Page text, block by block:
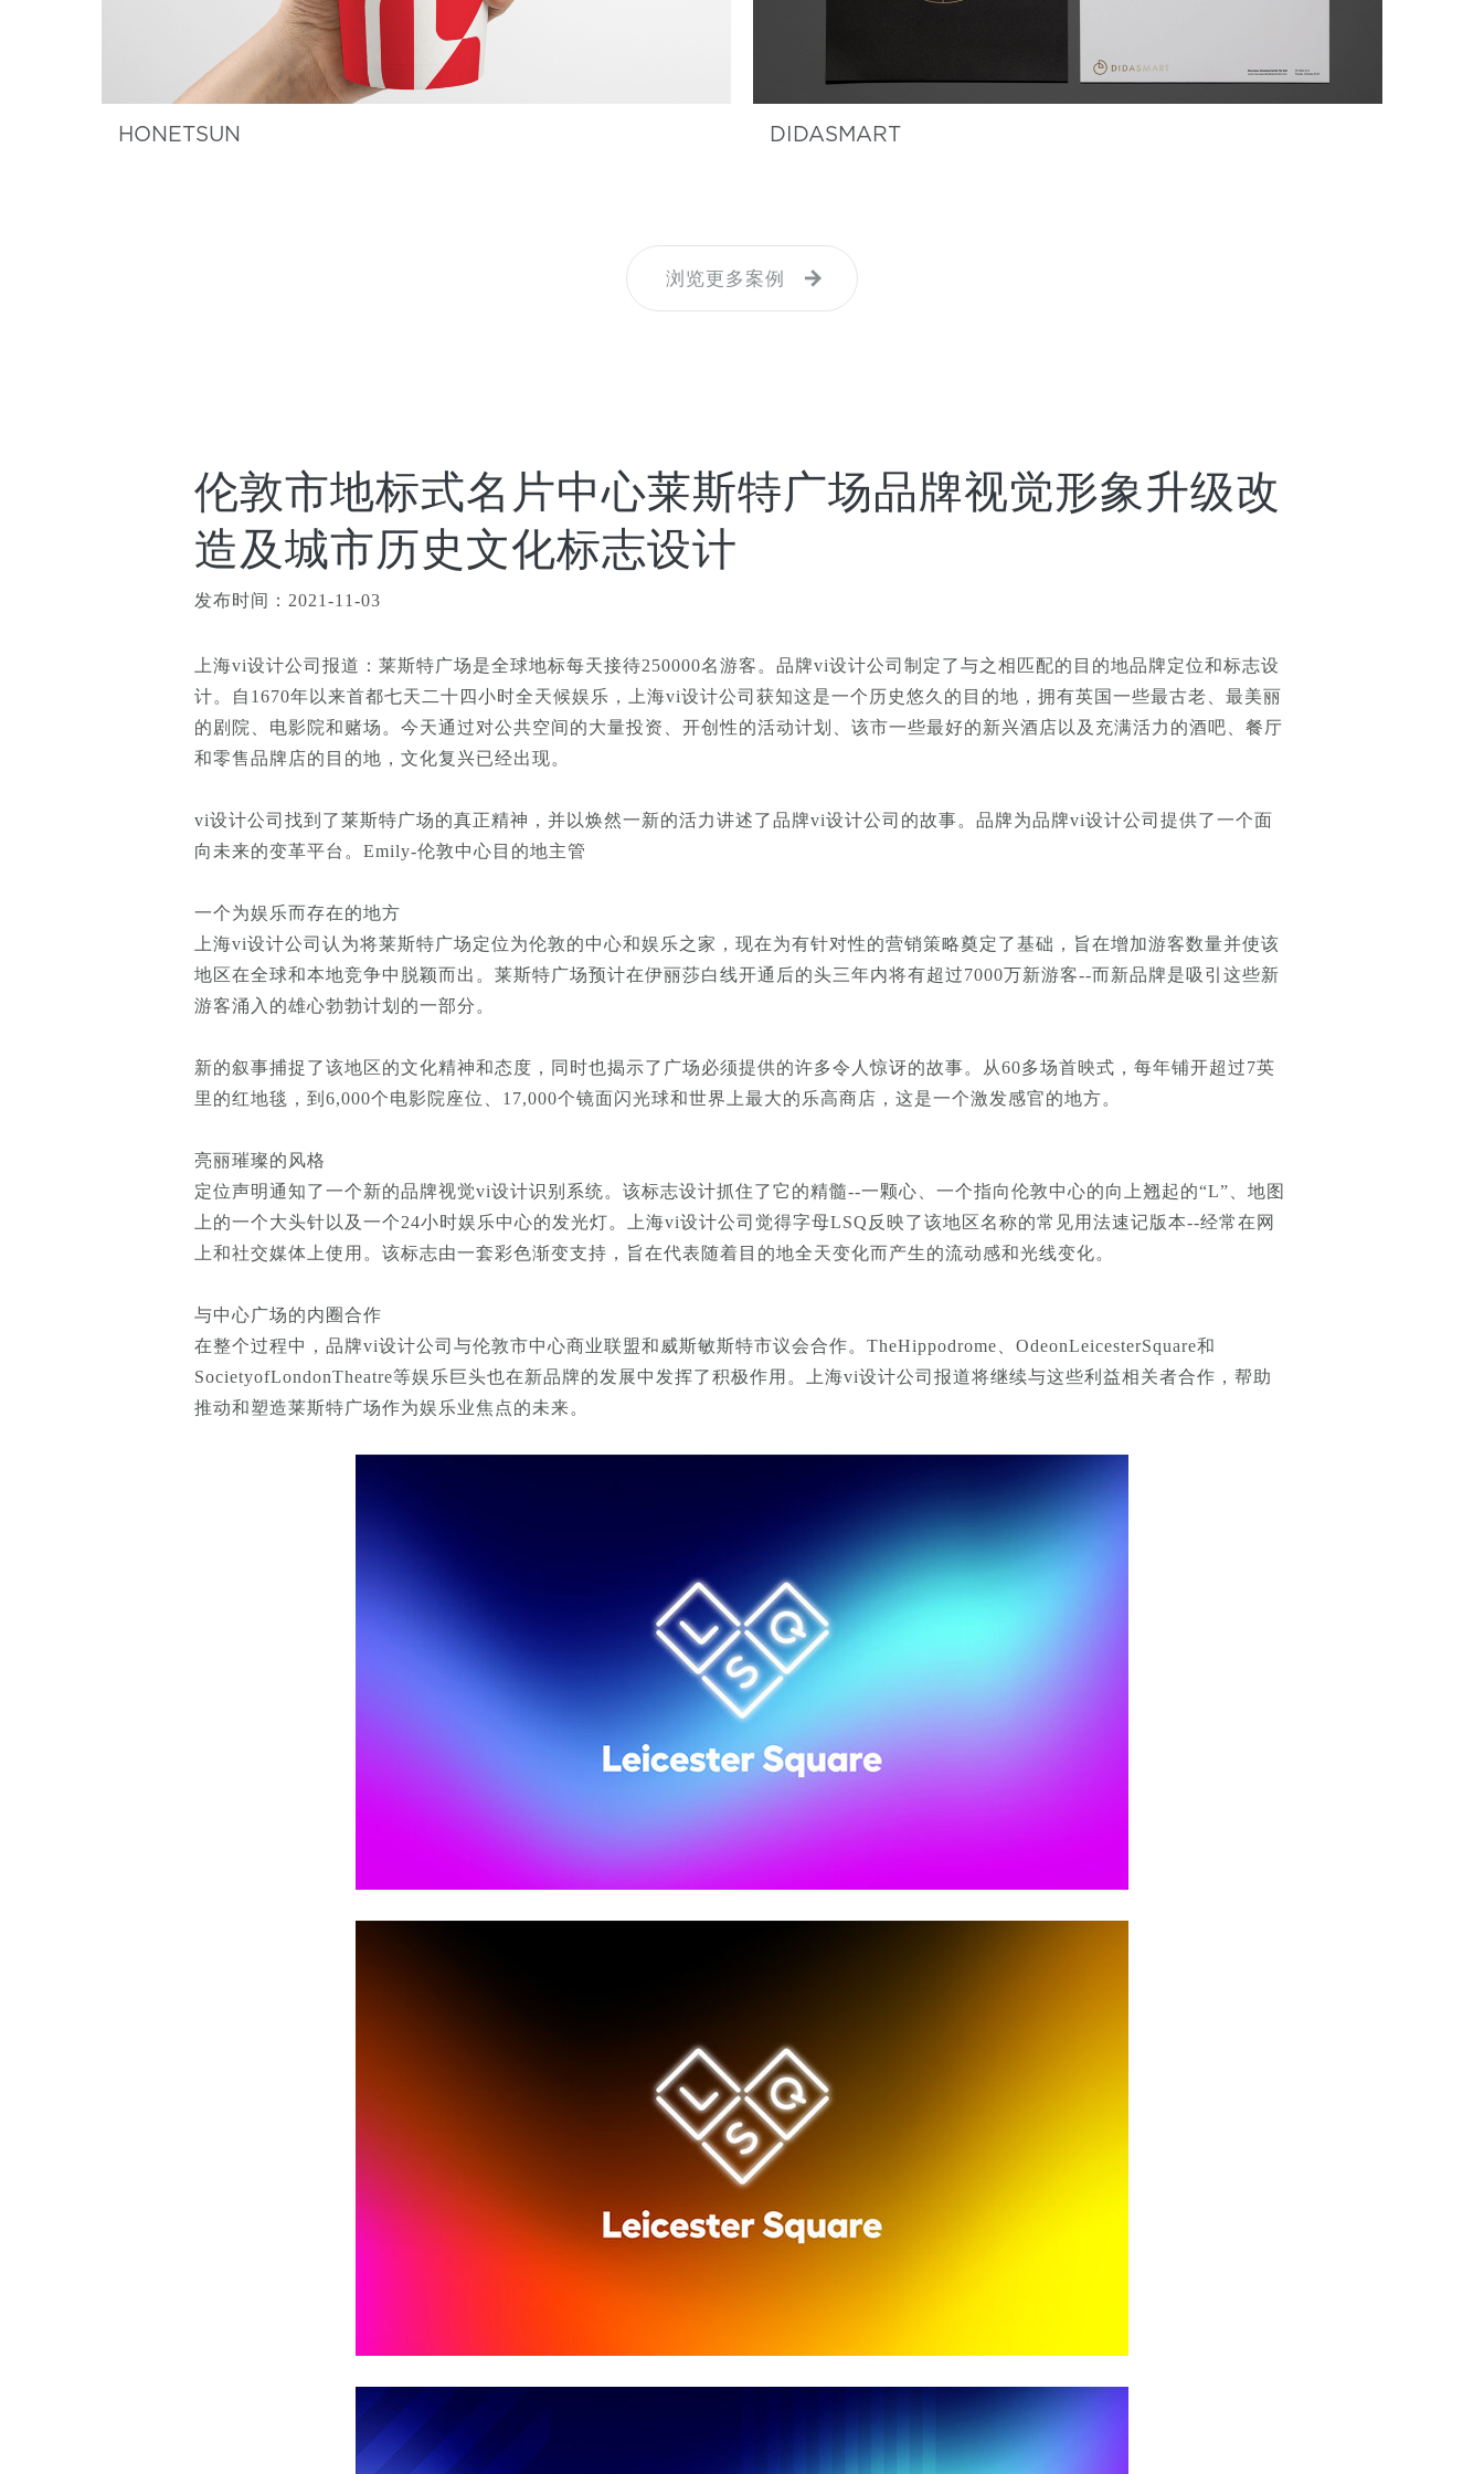
HONETSUN DIDASMART
浏览更多案例
伦敦市地标式名片中心莱斯特广场品牌视觉形象升级改
造及城市历史文化标志设计
发布时间：2021-11-03
上海vi设计公司报道：莱斯特广场是全球地标每天接待250000名游客。 品牌vi设计公司制定了与之相匹配的目的地品牌定位和标志设
计。
自1670年以来首都七天二十四小时全天候娱乐，上海vi设计公司获知这是一个历史悠久的目的地，拥有英国一些最古老、最美丽
的剧院、电影院和赌场。今天通过对公共空间的大量投资、开创性的活动计划、该市一些最好的新兴酒店以及充满活力的酒吧、餐厅
和零售品牌店的目的地，文化复兴已经出现。
vi设计公司找到了莱斯特广场的真正精神，并以焕然一新的活力讲述了品牌vi设计公司的故事。品牌为品牌vi设计公司提供了一个面
向未来的变革平台。Emily-伦敦中心目的地主管
一个为娱乐而存在的地方
上海vi设计公司认为将莱斯特广场定位为伦敦的中心和娱乐之家，现在为有针对性的营销策略奠定了基础，旨在增加游客数量并使该
地区在全球和本地竞争中脱颖而出。莱斯特广场预计在伊丽莎白线开通后的头三年内将有超过7000万新游客--而新品牌是吸引这些新
游客涌入的雄心勃勃计划的一部分。
新的叙事捕捉了该地区的文化精神和态度，同时也揭示了广场必须提供的许多令人惊讶的故事。从60多场首映式，每年铺开超过7英
里的红地毯，到6,000个电影院座位、17,000个镜面闪光球和世界上最大的乐高商店，这是一个激发感官的地方。
亮丽璀璨的风格
定位声明通知了一个新的品牌视觉vi设计识别系统。该标志设计抓住了它的精髓--一颗心、一个指向伦敦中心的向上翘起的“L”、地图
上的一个大头针以及一个24小时娱乐中心的发光灯。
上海vi设计公司觉得字母LSQ反映了该地区名称的常见用法速记版本--经常在网
上和社交媒体上使用。该标志由一套彩色渐变支持，旨在代表随着目的地全天变化而产生的流动感和光线变化。
与中心广场的内圈合作
在整个过程中，品牌vi设计公司与伦敦市中心商业联盟和威斯敏斯特市议会合作。TheHippodrome、OdeonLeicesterSquare和
SocietyofLondonTheatre等娱乐巨头也在新品牌的发展中发挥了积极作用。上海vi设计公司报道将继续与这些利益相关者合作，帮助
推动和塑造莱斯特广场作为娱乐业焦点的未来。